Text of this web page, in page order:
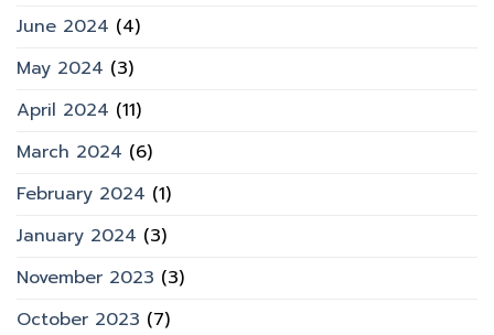
June 2024 (4)
May 2024 (3)
April 2024 (11)
March 2024 (6)
February 2024 (1)
January 2024 (3)
November 2023 (3)
October 2023 (7)